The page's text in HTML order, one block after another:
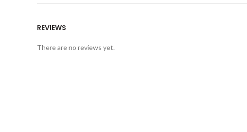
Глубина262 мм
REVIEWS
There are no reviews yet.